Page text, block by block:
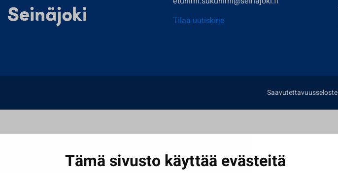
Tämä sivusto käyttää evästeitä
Tilaa uutiskirje
Saavutettavuusseloste